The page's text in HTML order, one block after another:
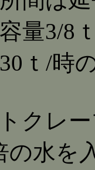
量3/8
ｔ/時
クレ
の水を